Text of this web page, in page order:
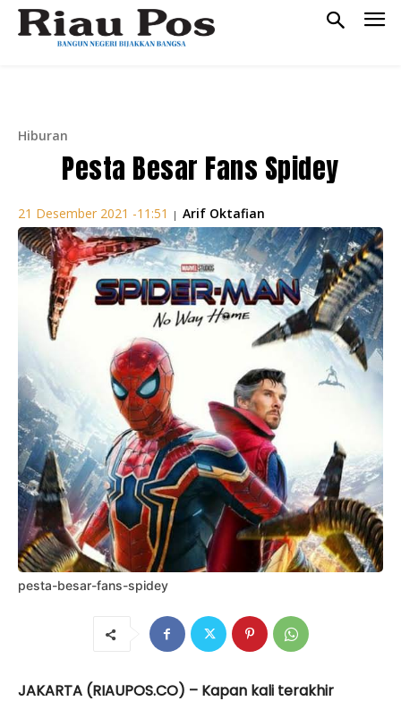
Hiburan
Pesta Besar Fans Spidey
21 Desember 2021 -11:51 | Arif Oktafian
pesta-besar-fans-spidey
JAKARTA (RIAUPOS.CO) – Kapan kali terakhir